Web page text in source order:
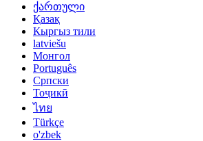
ქართული
Қазақ
Кыргыз тили
latviešu
Монгол
Português
Српски
Тоҷикӣ
ไทย
Türkçe
o'zbek